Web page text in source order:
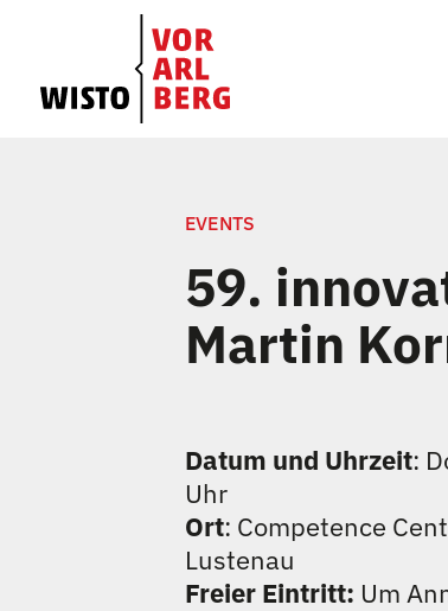
EVENTS
59.
Martin
Datum und Uhrzeit:
Uhr
Ort: Competence
Lustenau
Freier Eintritt: Um